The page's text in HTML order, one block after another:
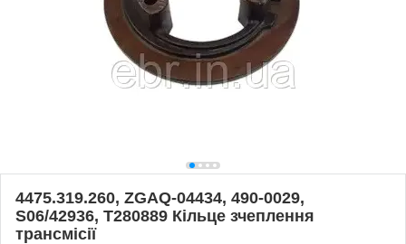
4475.319.260, ZGAQ-04434, 490-0029,
S06/42936, T280889 Кільце зчеплення
трансмісії